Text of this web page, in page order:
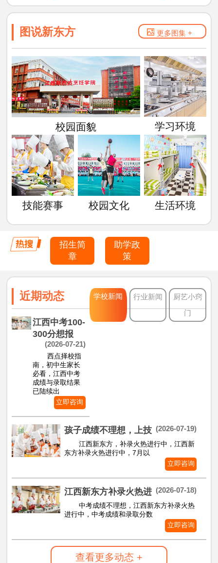
图说新东方 更多图集 +
校园面貌 学习环境
技能赛事 校园文化 生活环境
招生简
章
助学政
策
近期动态 学校新闻 行业新闻
厨艺小窍
门
江西中考100-
300分想报
(2026-07-21)
西点择校指
南，初中生家长
必看，江西中考
成绩与录取结果
已陆续出
立即咨询
孩子成绩不理想，上技 (2026-07-19)
江西新东方，补录火热进行中，江西新
东方补录火热进行中，7月以
立即咨询
江西新东方补录火热进 (2026-07-18)
中考成绩不理想，江西新东方补录火热
进行中，中考成绩和录取分数
立即咨询
查看更多动态 +